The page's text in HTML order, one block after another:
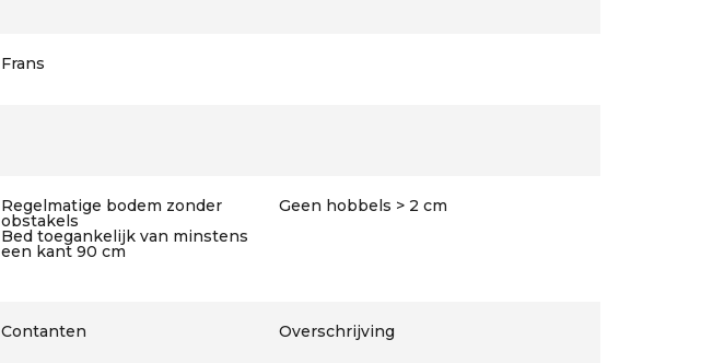
Frans
Regelmatige bodem zonder
obstakels
Geen hobbels > 2 cm
Bed toegankelijk van minstens
een kant 90 cm
Contanten Overschrijving